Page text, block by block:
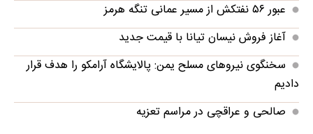
عبور ۵۶ نفتکش از مسیر عمانی تنگه هرمز
آغاز فروش نیسان تیانا با قیمت جدید
سخنگوی نیروهای مسلح یمن: پالایشگاه آرامکو را هدف قرار
دادیم
صالحی و عراقچی در مراسم تعزیه